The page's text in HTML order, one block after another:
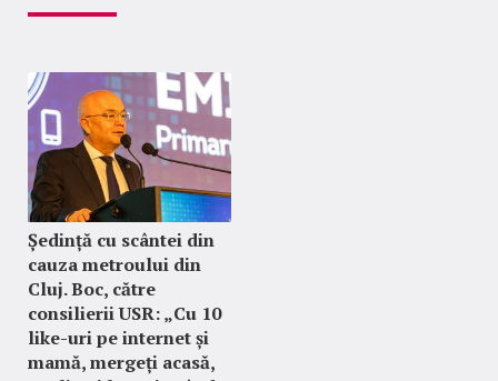
Ședință cu scântei din
cauza metroului din
Cluj. Boc, către
consilierii USR: „Cu 10
like-uri pe internet și
mamă, mergeți acasă,